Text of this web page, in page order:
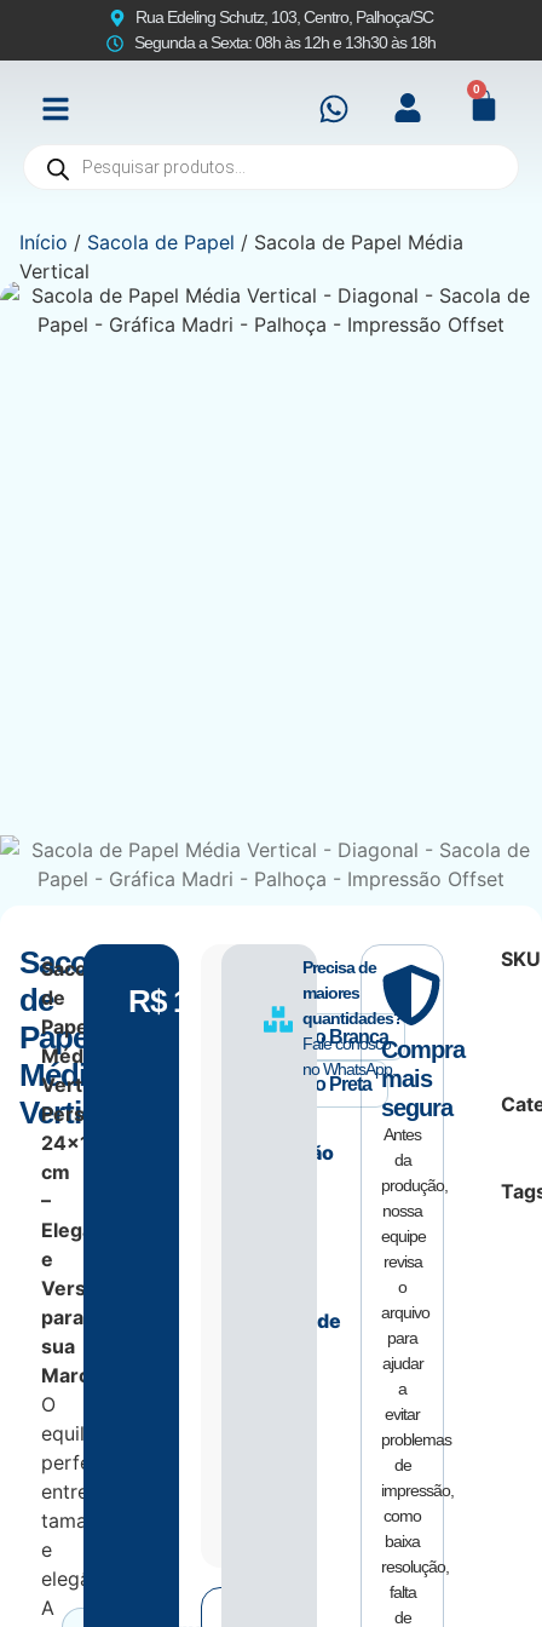
Rua Edeling Schutz, 103, Centro, Palhoça/SC
Segunda a Sexta: 08h às 12h e 13h30 às 18h
0
Início / Sacola de Papel / Sacola de Papel Média
Vertical
Sacola
de
Papel
Média
Vertical
Sacola
de
Papel
Média
Vertical
Personalizada
24x18x8
cm
–
Elegância
e
Versatilidade
para
sua
Marca
O
equilíbrio
perfeito
entre
tamanho
e
elegância.
A
R$1.670,00
Gorgurão Branca
Gorgurão Preta
Laminação
Quantidade
Precisa de
maiores
quantidades?
Fale conosco
no WhatsApp.
Compra
mais
segura
Antes
da
produção,
nossa
equipe
revisa
o
arquivo
para
ajudar
a
evitar
problemas
de
impressão,
como
baixa
resolução,
falta
de